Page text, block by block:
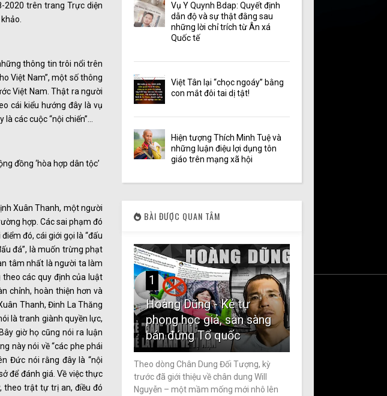
2020 trên trang Trực diện
thông tin trôi nổi trên
Việt Nam”, một số thông
Việt Nam. Thật ra người
cái kiểu hướng đây là vụ
các cuộc “nội chiến”…
đồng ‘hòa hợp dân tộc’
Xuân Thanh, một người
hợp. Các sai phạm đó
đó, cái giới gọi là “đấu
đá”, là muốn trừng phạt
tâm nhất là người ta làm
các quy định của luật
chỉnh, hoàn thiện hơn và
Thanh, Đinh La Thăng
là tranh giành quyền lực,
giờ họ cũng nói ra luận
này nói về “các phe phái
Đức nói rằng đây là “nội
để đánh giá. Về việc thực
theo trật tự trị an, điều đó
Vụ Y Quynh Bdap: Quyết định
dẫn độ và sự thật đằng sau
những lời chỉ trích từ Ân xá
Quốc tế
Việt Tân lại “chọc ngoáy” bằng
con mắt đôi tai dị tật!
Hiện tượng Thích Minh Tuệ và
những luận điệu lợi dụng tôn
giáo trên mạng xã hội
BÀI ĐƯỢC QUAN TÂM
1
Hoàng Dũng - Kẻ tự
phong học giả, sẵn sàng
bán đứng Tổ quốc
Theo dòng Chân Dung Đối Tượng, kỳ
trước đã giới thiệu về chân dung Will
Nguyễn – một mầm mống mới nhô lên